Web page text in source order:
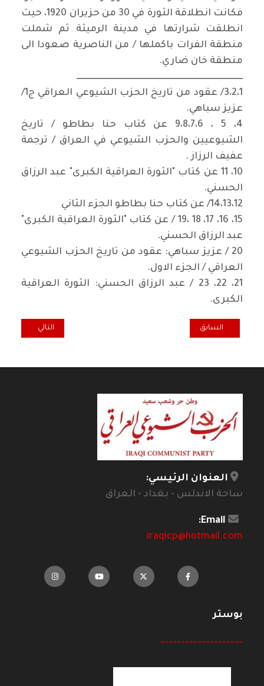
فكانت انطلاقة الثورة في 30 من حزيران 1920، حيث
انطلقت شرارتها في مدينة الرميثة ثم شملت
منطقة الفرات باكملها / من الناصرية صعودا الى
منطقة خان ضاري.
ــــــــــــــــــــــــــــــــــــــــــــــــــــــــــــــــــــــــــــــــــــــــــــــ
3،2،1/ عقود من تاريخ الحزب الشيوعي العراقي ج1/
عزيز سباهي.
4، 5 ، 9،8،7،6 عن كتاب حنا بطاطو / تاريخ
الشيوعيين والحزب الشيوعي في العراق / ترجمة
عفيف الرزاز .
10، 11 عن كتاب "الثورة العراقية الكبرى" عبد الرزاق
الحسني.
14،13،12/ عن كتاب حنا بطاطو الجزء الثاني
15، 16، 17، 18 ،19 / عن كتاب "الثورة العراقية الكبرى"
عبد الرزاق الحسني.
20 / عزيز سباهي: عقود من تاريخ الحزب الشيوعي
العراقي / الجزء الاول.
21، 22، 23 / عبد الرزاق الحسني: الثورة العراقية
الكبرى.
المقال السابق: الحركة التقدمية الكويتية: العبث في السجلات
السابق المقال التالي:
التالي
العنوان الرئيسي:
ساحة الاندلس - بغداد - العراق
Email:
iraqicp@hotmail.com
بوستر
--------------------